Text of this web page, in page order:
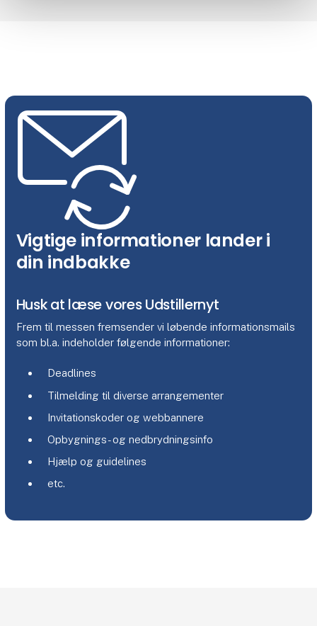
Vigtige informationer lander i
din indbakke
Husk at læse vores Udstillernyt
Frem til messen fremsender vi løbende informationsmails
som bl.a. indeholder følgende informationer:
Deadlines
Tilmelding til diverse arrangementer
Invitationskoder og webbannere
Opbygnings- og nedbrydningsinfo
Hjælp og guidelines
etc.